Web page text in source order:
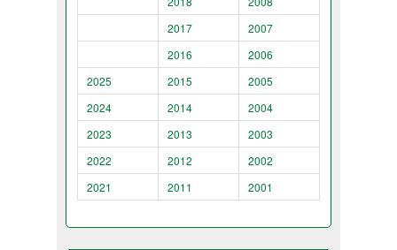
2017
2007
2016
2006
2025
2015
2005
2024
2014
2004
2023
2013
2003
2022
2012
2002
2021
2011 2001